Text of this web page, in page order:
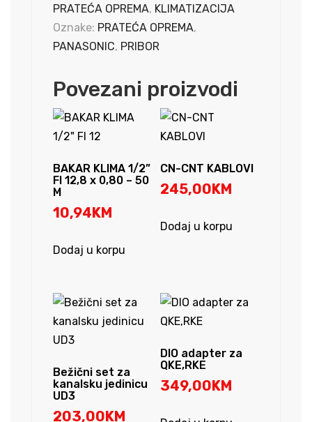
i
UKE
količina
PRATEĆA OPREMA, KLIMATIZACIJA
Oznake: PRATEĆA OPREMA,
PANASONIC, PRIBOR
Povezani proizvodi
BAKAR KLIMA 1/2”
FI 12,8 x 0,80 – 50
M
10,94KM
Dodaj u korpu
CN-CNT KABLOVI
245,00KM
Dodaj u korpu
Bežični set za
kanalsku jedinicu
UD3
203,00KM
DIO adapter za
QKE,RKE
349,00KM